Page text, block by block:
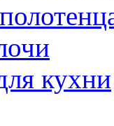
кухни